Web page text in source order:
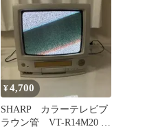
¥4,700
SHARP カラーテレビブ
ラウン管 VT-R14M20 テ